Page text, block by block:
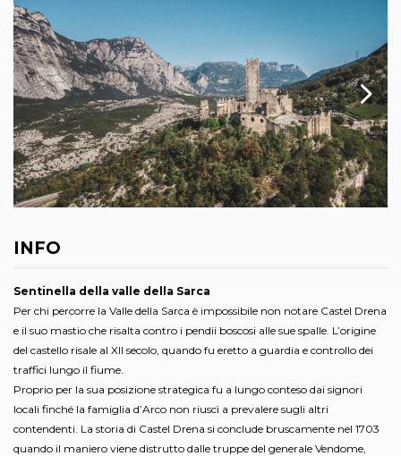
INFO
Sentinella della valle della Sarca
Per chi percorre la Valle della Sarca è impossibile non notare Castel Drena
e il suo mastio che risalta contro i pendii boscosi alle sue spalle. L’origine
del castello risale al XII secolo, quando fu eretto a guardia e controllo dei
traffici lungo il fiume.
Proprio per la sua posizione strategica fu a lungo conteso dai signori
locali finché la famiglia d’Arco non riuscì a prevalere sugli altri
contendenti. La storia di Castel Drena si conclude bruscamente nel 1703
quando il maniero viene distrutto dalle truppe del generale Vendome,